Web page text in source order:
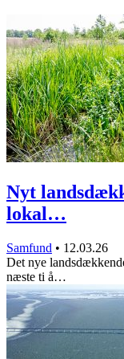
Nyt
lokal…
Samfund • 12.03.26
Det nye
næste ti å…